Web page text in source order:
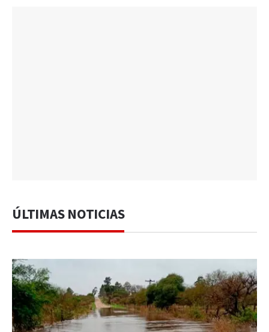
ÚLTIMAS NOTICIAS